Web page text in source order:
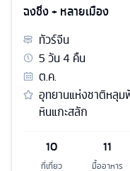
ฉงชิ่ง + หลายเมือง
ทัวร์จีน
5วัน4 คืน
ต.ค.
อุทยานแห่งชาติหลุม
หินแกะสลัก
10
ที่เที่ยว
11
มื้ออาหาร